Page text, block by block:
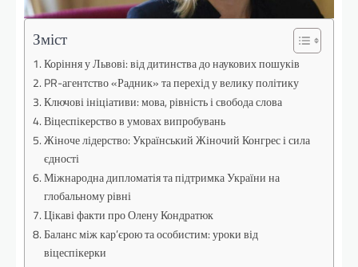
Зміст
Коріння у Львові: від дитинства до наукових пошуків
PR-агентство «Радник» та перехід у велику політику
Ключові ініціативи: мова, рівність і свобода слова
Віцеспікерство в умовах випробувань
Жіноче лідерство: Український Жіночий Конгрес і сила
єдності
Міжнародна дипломатія та підтримка України на
глобальному рівні
Цікаві факти про Олену Кондратюк
Баланс між кар’єрою та особистим: уроки від
віцеспікерки